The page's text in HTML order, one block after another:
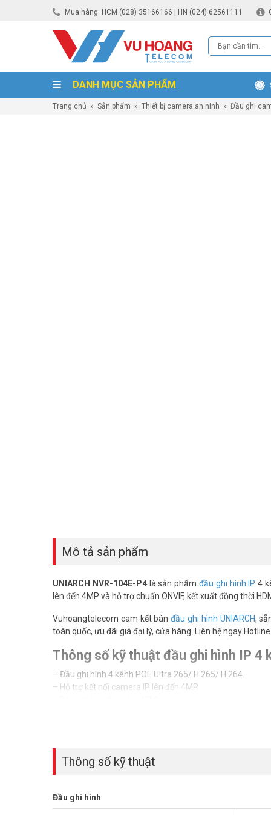
Mua hàng: HCM (028) 35166166 | HN (024) 62561111
DANH MỤC SẢN PHẨM
Trang chủ » Sản phẩm » Thiết bị camera an ninh » Đầu ghi
Mô tả sản phẩm
UNIARCH NVR-104E-P4là sản phẩm đầu ghi hình IP 4
lên đến 4MP và hỗ trợ chuẩn ONVIF, kết xuất đồng thời
Vuhoangtelecom cam kết bánđầu ghi hình UNIARCH,
toàn quốc, ưu đãi giá đại lý, cửa hàng. Liên hệ ngay
Thông số kỹ thuật đầu ghi hình IP 4
– Đầu ghi hình 4 kênh POE Ultra 265/ H.265/ H.264.
– Hỗ trợ kết nối camera IP lên đến 4MP.
– Hỗ trợ Camera IP của bên thứ ba với chuẩn ONVIF:
– Kết xuất đồng thời HDMI và VGA.
– Ghi hình độ phân giải Full 2.0MP (4 x 1080p@20/ 4 x
– 1 SATA HDD lên đến 8TB.
– Công nghệ ANR để tăng cường độ tin cậy lưu trữ khi
Thông số kỹ thuật
Đầu ghi hình